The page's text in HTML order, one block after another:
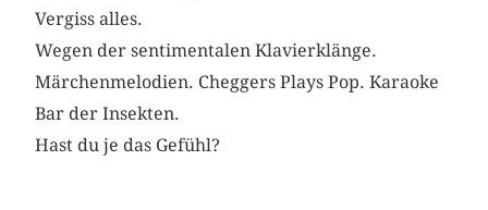
Vergiss alles.
Wegen der sentimentalen Klavierklänge.
Märchenmelodien. Cheggers Plays Pop. Karaoke
Bar der Insekten.
Hast du je das Gefühl?